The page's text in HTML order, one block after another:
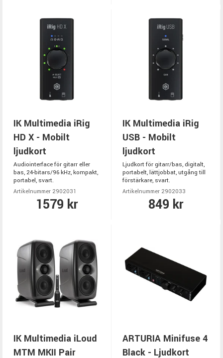
IK Multimedia iRig
HD X - Mobilt
ljudkort
Audiointerface för gitarr eller
bas, 24-bitars/96 kHz, kompakt,
portabel, svart.
Artikelnummer 2902031
1579 kr
IK Multimedia iRig
USB - Mobilt
ljudkort
Ljudkort för gitarr/bas, digitalt,
portabelt, lättjobbat, utgång till
förstärkare, svart.
Artikelnummer 2902033
849 kr
IK Multimedia iLoud
MTM MKII Pair
ARTURIA Minifuse 4
Black - Ljudkort